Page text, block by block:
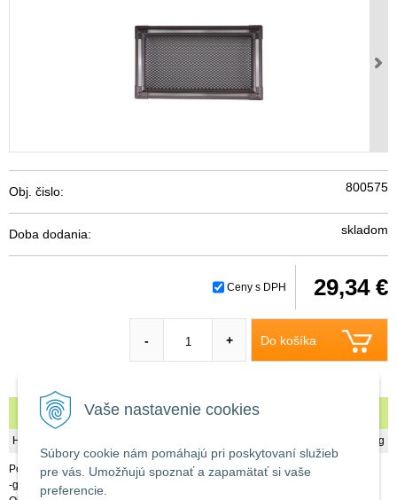
Vaše nastavenie cookies
Súbory cookie nám pomáhajú pri poskytovaní služieb
pre vás. Umožňujú spoznať a zapamätať si vaše
preferencie.
Obj. čislo: 800575
Doba dodania: skladom
Ceny s DPH 29,34 €
Do košíka
- +
Krbová mriežka 16x45 EXCLUSIVE grafit/inox BŽ
Hmotnosť 0,93 kg
Popis:
-grafit/inox prevedenie bez žalúzie